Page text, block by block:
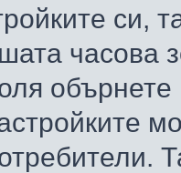
си,
обърнете